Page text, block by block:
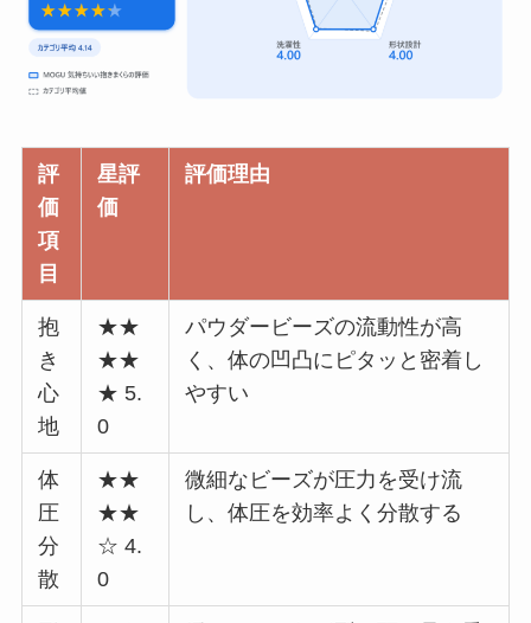
評
価
項
目
星評
価
評価理由
抱
き
心
地
★★
★★
★ 5.
0
パウダービーズの流動性が高
く、体の凹凸にピタッと密着し
やすい
体
圧
分
散
★★
★★
☆ 4.
0
微細なビーズが圧力を受け流
し、体圧を効率よく分散する